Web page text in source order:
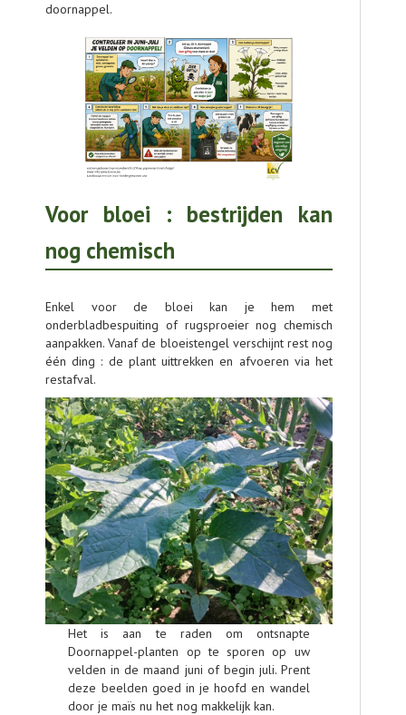
doornappel.
Voor bloei : bestrijden kan
nog chemisch
Enkel voor de bloei kan je hem met
onderbladbespuiting of rugsproeier nog chemisch
aanpakken. Vanaf de bloeistengel verschijnt rest nog
één ding : de plant uittrekken en afvoeren via het
restafval.
Het is aan te raden om ontsnapte
Doornappel-planten op te sporen op uw
velden in de maand juni of begin juli. Prent
deze beelden goed in je hoofd en wandel
door je maïs nu het nog makkelijk kan.